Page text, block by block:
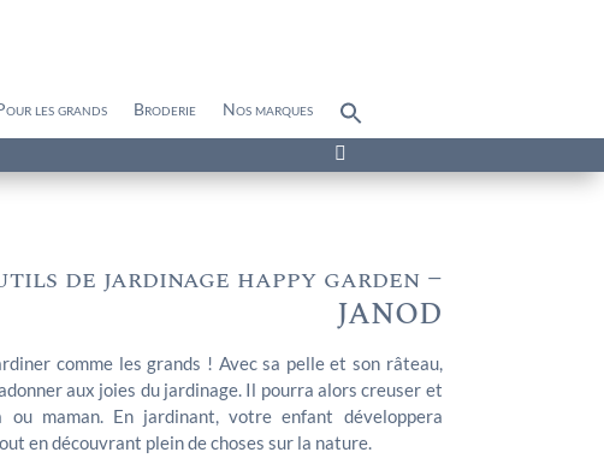
les grands Broderie Nos marques
for:

de jardinage happy garden –
JANOD
comme les grands ! Avec sa pelle et son râteau,
aux joies du jardinage. Il pourra alors creuser et
ou maman. En jardinant, votre enfant développera
en découvrant plein de choses sur la nature.